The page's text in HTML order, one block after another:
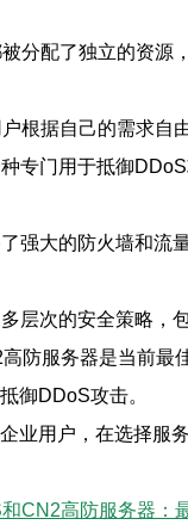
分配了独立的资源
根据自己的需求自
专门用于抵御
强大的防火墙和流
层次的安全策略，
防服务器是当前最
御DDoS攻击。
业用户，在选择服
CN2高防服务器：